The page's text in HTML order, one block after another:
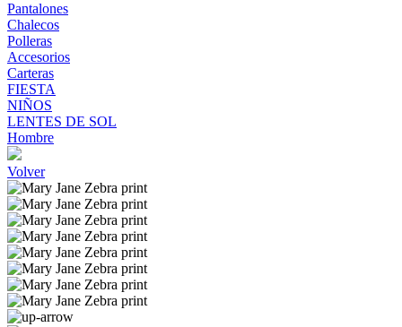
Pantalones
Chalecos
Polleras
Accesorios
Carteras
FIESTA
NIÑOS
LENTES DE SOL
Hombre
Volver